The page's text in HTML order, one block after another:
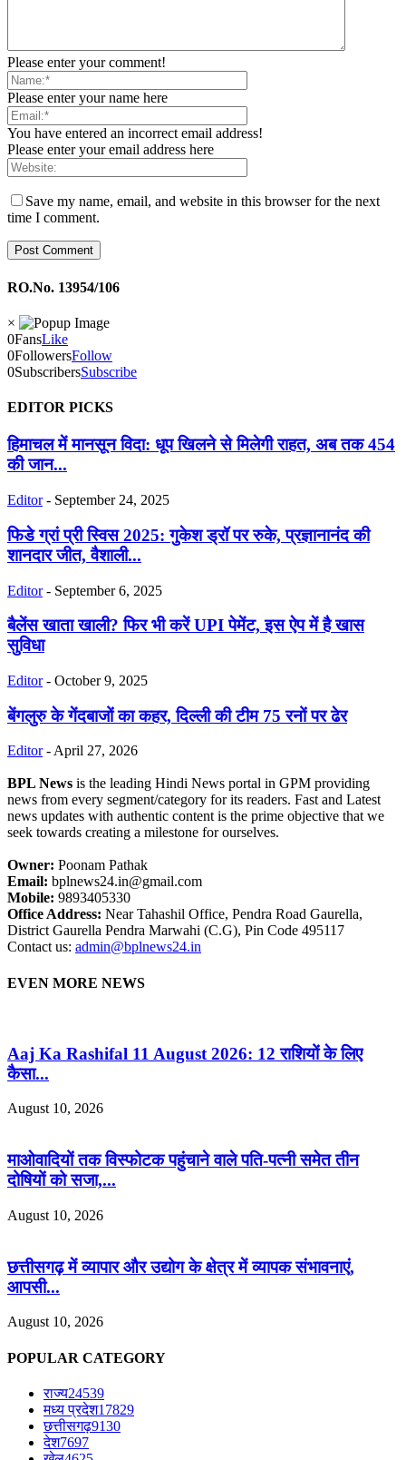
Please enter your comment!
Please enter your name here
You have entered an incorrect email address!
Please enter your email address here
Save my name, email, and website in this browser for the next
time I comment.
RO.No. 13954/106
×
0FansLike
0FollowersFollow
0SubscribersSubscribe
EDITOR PICKS
हिमाचल में मानसून विदा: धूप खिलने से मिलेगी राहत, अब तक 454
की जान...
Editor - September 24, 2025
फिडे ग्रां प्री स्विस 2025: गुकेश ड्रॉ पर रुके, प्रज्ञानानंद की
शानदार जीत, वैशाली...
Editor - September 6, 2025
बैलेंस खाता खाली? फिर भी करें UPI पेमेंट, इस ऐप में है खास
सुविधा
Editor - October 9, 2025
बेंगलुरु के गेंदबाजों का कहर, दिल्ली की टीम 75 रनों पर ढेर
Editor -April 27, 2026
BPL News is the leading Hindi News portal in GPM providing
news from every segment/category for its readers. Fast and Latest
news updates with authentic content is the prime objective that we
seek towards creating a milestone for ourselves.
Owner: Poonam Pathak
Email: bplnews24.in@gmail.com
Mobile: 9893405330
Office Address: Near Tahashil Office, Pendra Road Gaurella,
District Gaurella Pendra Marwahi (C.G), Pin Code 495117
Contact us: admin@bplnews24.in
EVEN MORE NEWS
Aaj Ka Rashifal 11 August 2026: 12 राशियों के लिए
कैसा...
August 10, 2026
माओवादियों तक विस्फोटक पहुंचाने वाले पति-पत्नी समेत तीन
दोषियों को सजा,...
August 10, 2026
छत्तीसगढ़ में व्यापार और उद्योग के क्षेत्र में व्यापक संभावनाएं,
आपसी...
August 10, 2026
POPULAR CATEGORY
राज्य24539
मध्य प्रदेश17829
छत्तीसगढ़9130
देश7697